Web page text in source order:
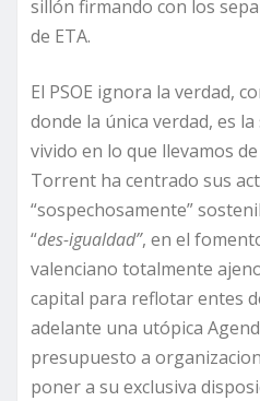
sillón firmando con los
de ETA.
El PSOE ignora la verdad,
donde la única verdad, es
vivido en lo que llevamos
Torrent ha centrado sus
“sospechosamente”
“des-igualdad”, en el
valenciano totalmente
capital para reflotar entes
adelante una utópica
presupuesto a
poner a su exclusiva